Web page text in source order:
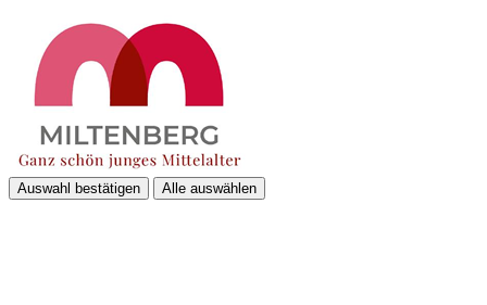
Auswahl bestätigen Alle auswählen